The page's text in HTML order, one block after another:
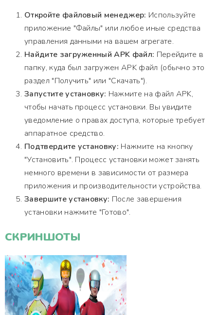
Откройте файловый менеджер: Используйте
приложение "Файлы" или любое иные средства
управления данными на вашем агрегате.
Найдите загруженный APK файл: Перейдите в
папку, куда был загружен APK файл (обычно это
раздел "Получить" или "Скачать").
Запустите установку: Нажмите на файл APK,
чтобы начать процесс установки. Вы увидите
уведомление о правах доступа, которые требует
аппаратное средство.
Подтвердите установку: Нажмите на кнопку
"Установить". Процесс установки может занять
немного времени в зависимости от размера
приложения и производительности устройства.
Завершите установку: После завершения
установки нажмите "Готово".
СКРИНШОТЫ